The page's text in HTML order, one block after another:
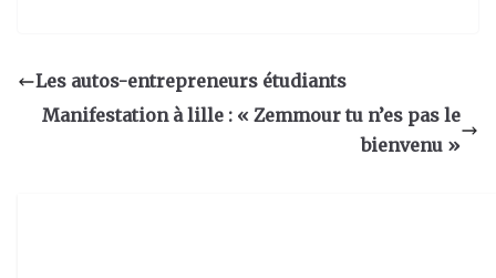
a
g
e
b
e
dI
g
er
Les autos-entrepreneurs étudiants
Manifestation à lille : « Zemmour tu n’es pas le
bienvenu »